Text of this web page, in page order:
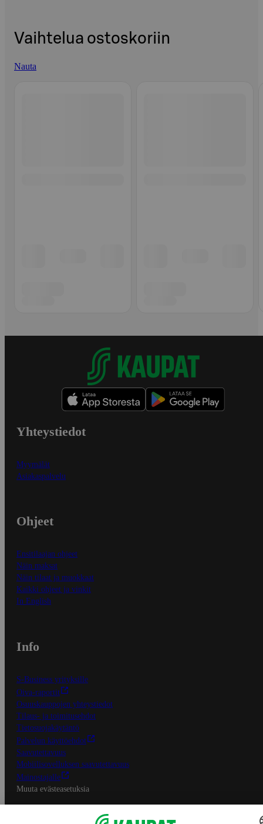
Vaihtelua ostoskoriin
Nauta
Yhteystiedot
Myymälät
Asiakaspalvelu
Ohjeet
Ensitilaajan ohjeet
Näin maksat
Näin tilaat ja muokkaat
Kaikki ohjeet ja vinkit
In English
Info
S-Business yrityksille
Oiva-raportit
Osuuskauppojen yhteystiedot
Tilaus- ja toimitusehdot
Tietosuojakäytäntö
Palvelun käyttöehdot
Saavutettavuus
Mobiilisovelluksen saavutettavuus
Mainostajalle
Muuta evästeasetuksia